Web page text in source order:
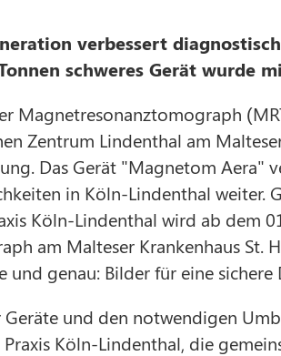
verbessert
schweres Gerät wurde
Magnetresonanztomograph
Zentrum Lindenthal am
Das Gerät "Magnetom Aera"
in Köln-Lindenthal weiter.
Köln-Lindenthal wird ab dem
am Malteser Krankenhaus St.
und genau: Bilder für eine
und den notwendigen
Köln-Lindenthal, die